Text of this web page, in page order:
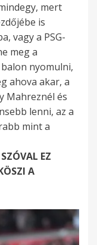
mert
is
vagy a PSG-
meg a
nyomulni,
ahova akar, a
Mahreznél és
lenni, az a
mint a
EZ
A